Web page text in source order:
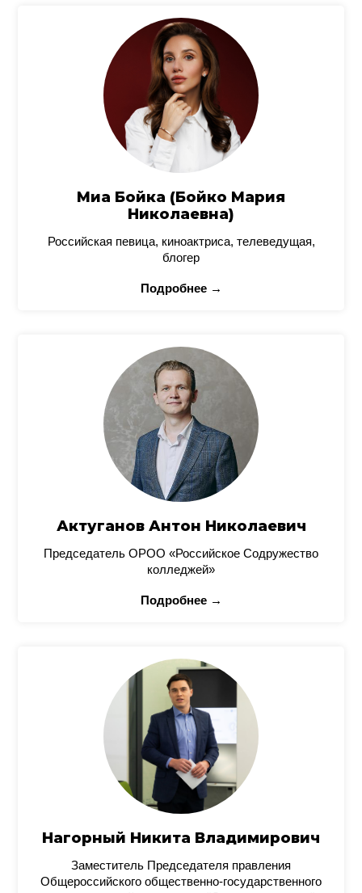
Миа Бойка (Бойко Мария
Николаевна)
Российская певица, киноактриса, телеведущая,
блогер
Подробнее →
Актуганов Антон Николаевич
Председатель ОРОО «Российское Содружество
колледжей»
Подробнее →
Нагорный Никита Владимирович
Заместитель Председателя правления
Общероссийского общественно-государственного